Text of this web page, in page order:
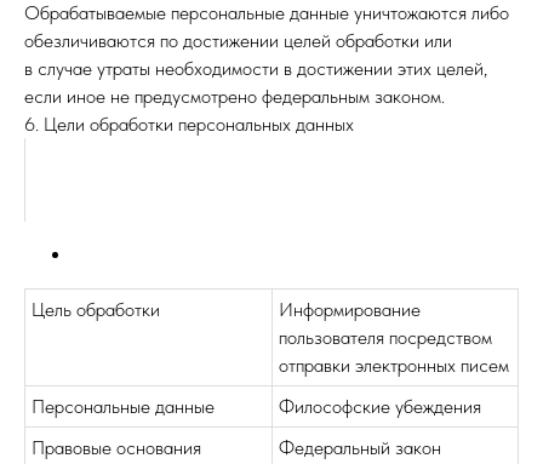
Обрабатываемые персональные данные уничтожаются либо
обезличиваются по достижении целей обработки или
в случае утраты необходимости в достижении этих целей,
если иное не предусмотрено федеральным законом.
6. Цели обработки персональных данных
Цель обработки
Информирование
пользователя посредством
отправки электронных писем
Персональные данные
Философские убеждения
Правовые основания
Федеральный закон